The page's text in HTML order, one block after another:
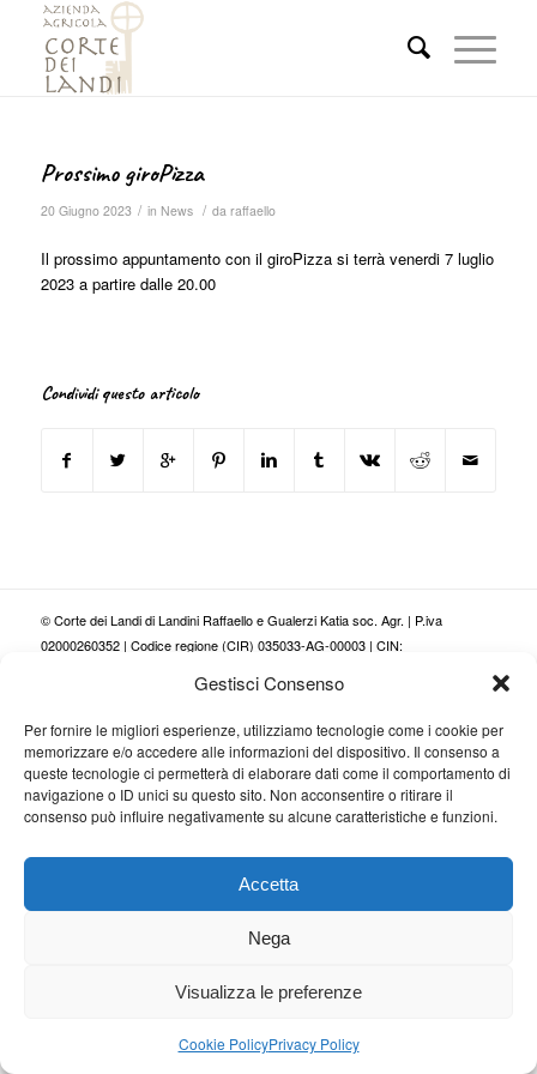
Gestisci Consenso
Per fornire le migliori esperienze, utilizziamo tecnologie come i cookie per
memorizzare e/o accedere alle informazioni del dispositivo. Il consenso a
queste tecnologie ci permetterà di elaborare dati come il comportamento di
navigazione o ID unici su questo sito. Non acconsentire o ritirare il
consenso può influire negativamente su alcune caratteristiche e funzioni.
Accetta
Nega
Visualizza le preferenze
Cookie PolicyPrivacy Policy
Prossimo giroPizza
20 Giugno 2023 / in News / da raffaello
Il prossimo appuntamento con il giroPizza si terrà venerdi 7 luglio
2023 a partire dalle 20.00
Condividi questo articolo
© Corte dei Landi di Landini Raffaello e Gualerzi Katia soc. Agr. | P.iva
02000260352 | Codice regione (CIR) 035033-AG-00003 | CIN: